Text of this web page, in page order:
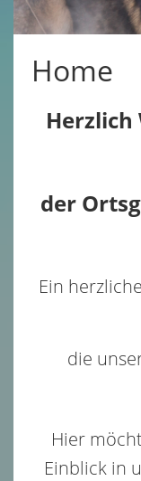
Unsere Züchter
Bilder
Kontakt / So
Home
der
Ein
die
Hier
Einblick in